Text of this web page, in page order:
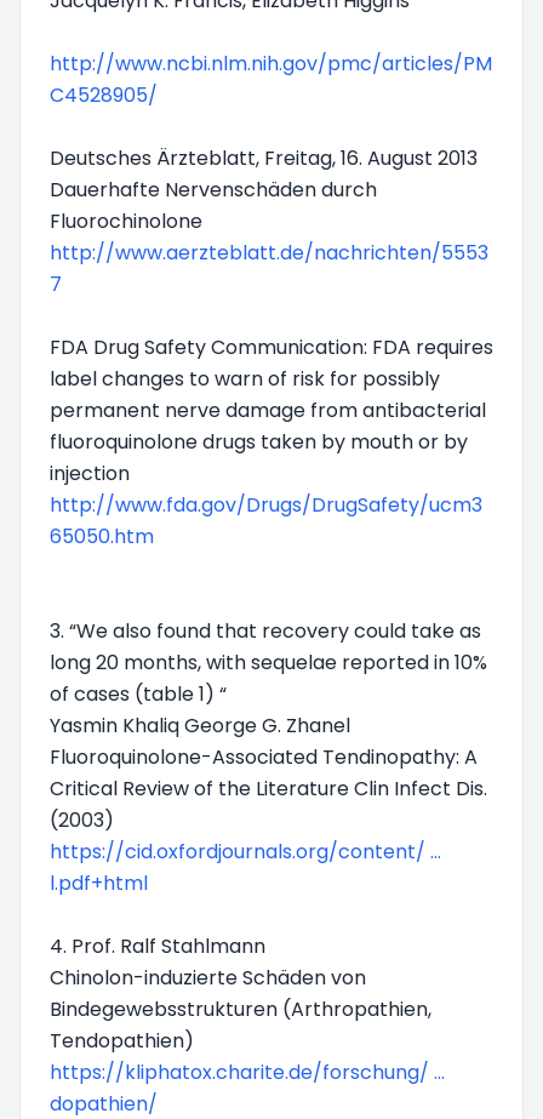
http://www.ncbi.nlm.nih.gov/pmc/articles/PM
C4528905/
Deutsches Ärzteblatt, Freitag, 16. August 2013
Dauerhafte Nervenschäden durch
Fluorochinolone
http://www.aerzteblatt.de/nachrichten/5553
7
FDA Drug Safety Communication: FDA requires
label changes to warn of risk for possibly
permanent nerve damage from antibacterial
fluoroquinolone drugs taken by mouth or by
injection
http://www.fda.gov/Drugs/DrugSafety/ucm3
65050.htm
3. “We also found that recovery could take as
long 20 months, with sequelae reported in 10%
of cases (table 1) “
Yasmin Khaliq George G. Zhanel
Fluoroquinolone-Associated Tendinopathy: A
Critical Review of the Literature Clin Infect Dis.
(2003)
https://cid.oxfordjournals.org/content/ ...
l.pdf+html
4. Prof. Ralf Stahlmann
Chinolon-induzierte Schäden von
Bindegewebsstrukturen (Arthropathien,
Tendopathien)
https://kliphatox.charite.de/forschung/ ...
dopathien/